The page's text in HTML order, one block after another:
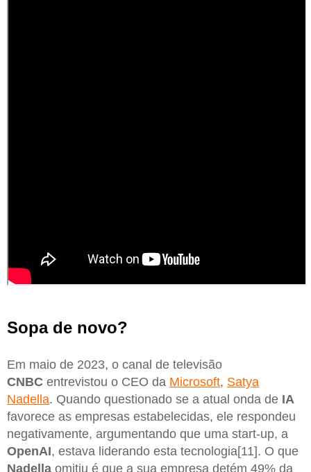
Sopa de novo?
Em maio de 2023, o canal de televisão
CNBC entrevistou o CEO da Microsoft, Satya
Nadella. Quando questionado se a atual onda de IA
favorece as empresas estabelecidas, ele respondeu
negativamente, argumentando que uma start-up, a
OpenAI, estava liderando esta tecnologia[11]. O que
Nadella omitiu é que a sua empresa detém 49% da